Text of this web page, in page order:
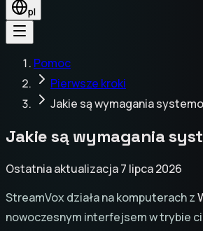
pl
Pomoc
Pierwsze kroki
Jakie są wymagania
Jakie są wymagania
Ostatnia aktualizacja 7 lipca 2026
StreamVox działa na komputerach z
nowoczesnym interfejsem w trybie